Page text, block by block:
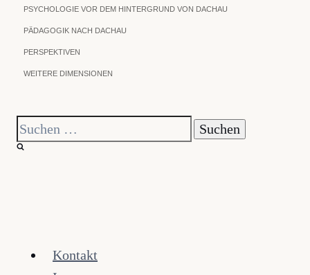
PSYCHOLOGIE VOR DEM HINTERGRUND VON DACHAU
PÄDAGOGIK NACH DACHAU
PERSPEKTIVEN
WEITERE DIMENSIONEN
nach:
Kontakt